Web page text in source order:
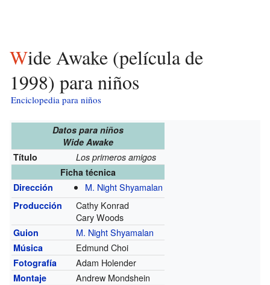
Wide Awake (película de
1998) para niños
Enciclopedia para niños
Datos para niños
Wide Awake
Título
Los primeros amigos
Ficha técnica
Dirección
M. Night Shyamalan
Producción
Cathy Konrad
Cary Woods
Guion M. Night Shyamalan
Música Edmund Choi
Fotografía Adam Holender
Montaje Andrew Mondshein